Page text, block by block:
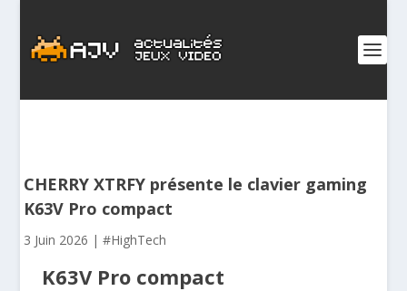
CHERRY XTRFY présente le clavier gaming
K63V Pro compact
3 Juin 2026 |#HighTech
K63V Pro compact